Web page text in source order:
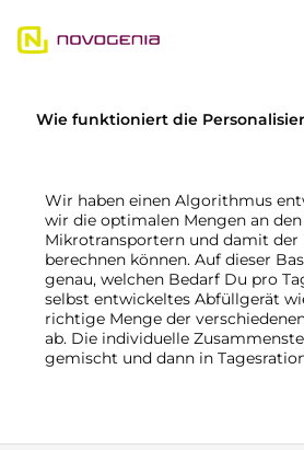
Zum Hauptinhalt springen
Wie funktioniert die
Wir haben einen Algorithmus
wir die optimalen Mengen an
Mikrotransportern und damit der
berechnen können. Auf dieser
genau, welchen Bedarf Du pro
selbst entwickeltes Abfüllgerät
richtige Menge der
ab. Die individuelle
gemischt und dann in